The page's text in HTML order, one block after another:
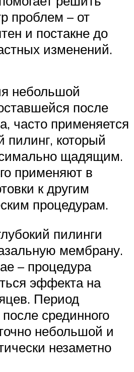
проблем – от
и постакне до
изменений.
небольшой
после
часто применяется
пилинг, который
щадящим.
применяют в
к другим
процедурам.
пилинги
мембрану.
– процедура
эффекта на
Период
срединного
небольшой и
незаметно